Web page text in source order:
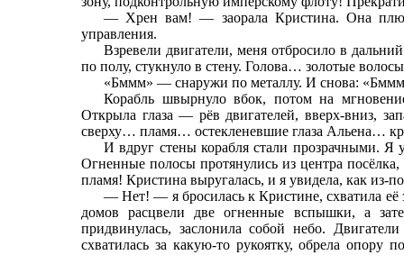
— Хрен вам! — заорала Кристина. Она
управления.
Взревели двигатели, меня отбросило в
по полу, стукнуло в стену. Голова… золотые
«Бммм» — снаружи по металлу. И снова:
Корабль швырнуло вбок, потом на
Открыла глаза — рёв двигателей, вверх-вниз,
сверху… пламя… остекленевшие глаза Альена…
И вдруг стены корабля стали прозрачными.
Огненные полосы протянулись из центра
пламя! Кристина выругалась, и я увидела, как
— Нет! — я бросилась к Кристине, схватила её
домов расцвели две огненные вспышки, а
придвинулась, заслонила собой небо.
схватилась за какую-то рукоятку, обрела